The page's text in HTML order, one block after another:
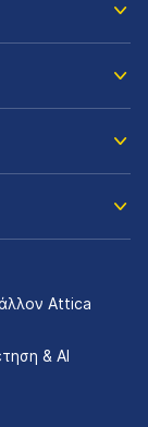
Attica
& AI